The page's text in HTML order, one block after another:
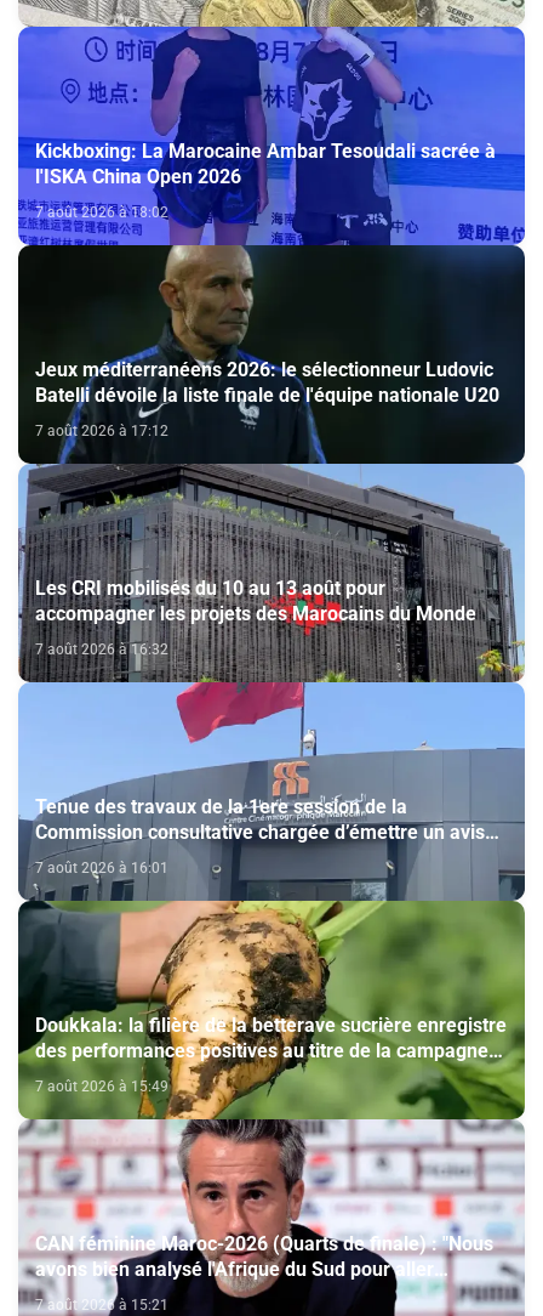
Kickboxing: La Marocaine Ambar Tesoudali sacrée à
l'ISKA China Open 2026
7 août 2026 à 18:02
Jeux méditerranéens 2026: le sélectionneur Ludovic
Batelli dévoile la liste finale de l'équipe nationale U20
7 août 2026 à 17:12
Les CRI mobilisés du 10 au 13 août pour
accompagner les projets des Marocains du Monde
7 août 2026 à 16:32
Tenue des travaux de la 1ere session de la
Commission consultative chargée d’émettre un avis
sur la délivrance de la carte du professionnel du
cinéma (CCM)
7 août 2026 à 16:01
Doukkala: la filière de la betterave sucrière enregistre
des performances positives au titre de la campagne
agricole 2025-2026
7 août 2026 à 15:49
CAN féminine Maroc-2026 (Quarts de finale) : "Nous
avons bien analysé l'Afrique du Sud pour aller
chercher la victoire" (Jorge Vilda)
7 août 2026 à 15:21